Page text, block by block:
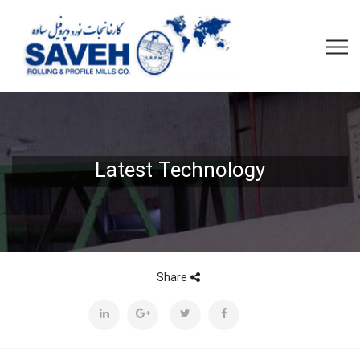
Latest Technology